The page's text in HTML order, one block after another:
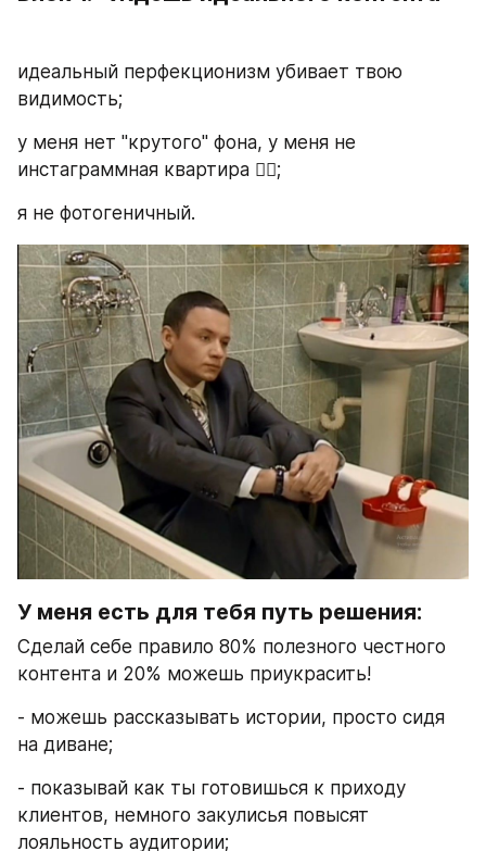
идеальный перфекционизм убивает твою
видимость;
у меня нет "крутого" фона, у меня не
инстаграммная квартира 👎🏻;
я не фотогеничный.
У меня есть для тебя путь решения:
Сделай себе правило 80% полезного честного
контента и 20% можешь приукрасить!
- можешь рассказывать истории, просто сидя
на диване;
- показывай как ты готовишься к приходу
клиентов, немного закулисья повысят
лояльность аудитории;